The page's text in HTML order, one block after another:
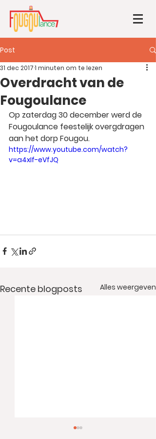
Post
Overdracht van de
Fougoulance
31 dec 20171 minuten om te lezen
Op zaterdag 30 december werd de
Fougoulance feestelijk overgdragen
aan het dorp Fougou.
https://www.youtube.com/watch?
v=a4xIf-eVfJQ
Recente blogposts Alles weergeven